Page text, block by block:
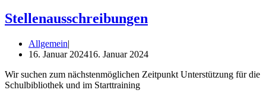
Stellenausschreibungen
Allgemein
16. Januar 202416. Januar 2024
Wir suchen zum nächs­ten­mög­li­chen Zeit­punkt Unter­stüt­zung für die
Schul­bi­blio­thek und im Starttraining